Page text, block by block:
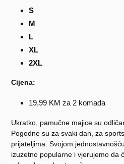
S
M
L
XL
2XL
Cijena:
19,99 KM za 2 komada
Ukratko, pamučne majice su
Pogodne su za svaki dan, za
prijateljima. Svojom
izuzetno popularne i vjerujemo da